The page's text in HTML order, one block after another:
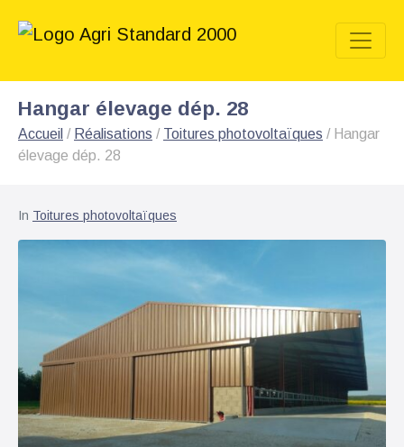
Hangar élevage dép. 28
Accueil / Réalisations / Toitures photovoltaïques / Hangar
élevage dép. 28
In Toitures photovoltaïques